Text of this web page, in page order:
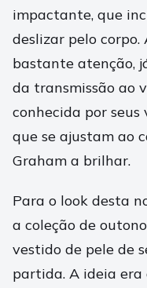
impactante, que
deslizar pelo
bastante atenção,
da transmissão ao
conhecida por
que se ajustam ao
Graham a brilhar.
Para o look desta
a coleção de
vestido de pele de
partida. A ideia era